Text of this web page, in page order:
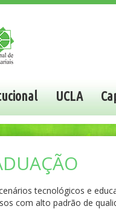
UCLA
tecnológicos e
com alto padrão de